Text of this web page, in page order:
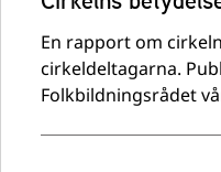
En rapport om
cirkeldeltagarna.
Folkbildningsrådet